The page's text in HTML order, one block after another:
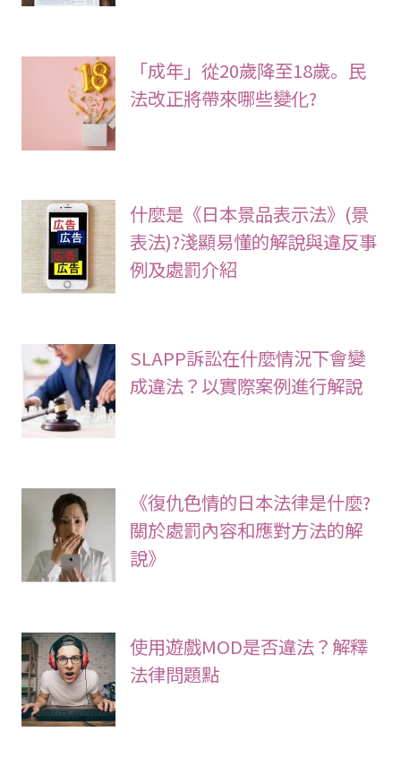
「成年」從20歲降至18歲。民
法改正將帶來哪些變化?
什麼是《日本景品表示法》(景
表法)?淺顯易懂的解說與違反事
例及處罰介紹
SLAPP訴訟在什麼情況下會變
成違法？以實際案例進行解說
《復仇色情的日本法律是什麼?
關於處罰內容和應對方法的解
說》
使用遊戲MOD是否違法？解釋
法律問題點